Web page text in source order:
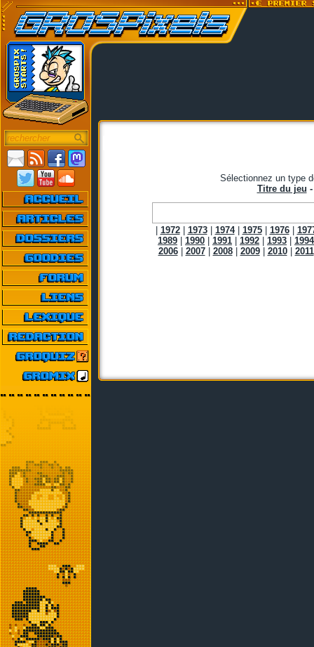
Sélectionnez un type
Titre du jeu
1972| 1973| 1974| 1975| 1976|
1989
1990 1991 1992 1993
1994
2006| 2007| 2008| 2009| 2010| 2011